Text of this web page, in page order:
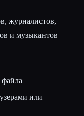
журналистов,
и музыкантов
или